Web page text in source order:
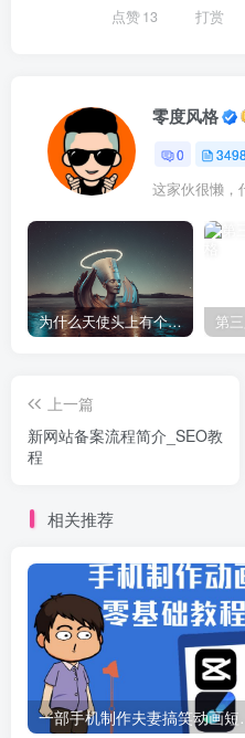
点赞13 打赏
零度风格
0
这家伙很懒，
为什么天使头上有个圈？ 第
上一篇
新网站备案流程简介_SEO教
程
相关推荐
一部手机